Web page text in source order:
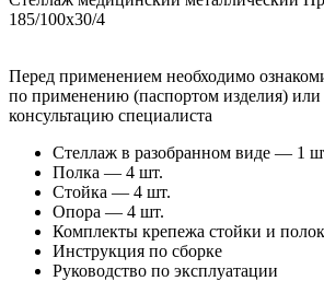
185/100x30/4
Перед применением необходимо
по применению (паспортом изделия) или
консультацию специалиста
Стеллаж в разобранном виде — 1
Полка — 4 шт.
Стойка — 4 шт.
Опора — 4 шт.
Комплекты крепежа стойки и полок
Инструкция по сборке
Руководство по эксплуатации